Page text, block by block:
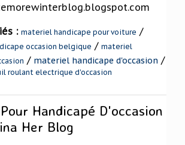
: materiel handicape pour voiture /
occasion belgique / materiel
/ materiel handicape d'occasion /
roulant electrique d'occasion
Handicapé D'occasion
Her Blog